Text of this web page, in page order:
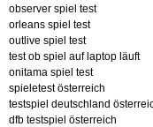
observer spiel test
orleans spiel test
outlive spiel test
test ob spiel auf laptop läuft
onitama spiel test
spieletest österreich
testspiel deutschland
dfb testspiel österreich